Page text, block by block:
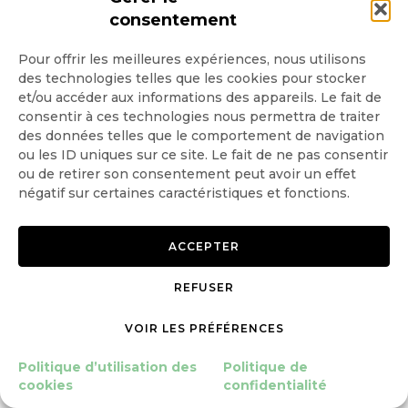
consentement
Pour offrir les meilleures expériences, nous utilisons
des technologies telles que les cookies pour stocker
et/ou accéder aux informations des appareils. Le fait de
consentir à ces technologies nous permettra de traiter
des données telles que le comportement de navigation
ou les ID uniques sur ce site. Le fait de ne pas consentir
ou de retirer son consentement peut avoir un effet
négatif sur certaines caractéristiques et fonctions.
ACCEPTER
REFUSER
VOIR LES PRÉFÉRENCES
Politique d’utilisation des
cookies
Politique de
confidentialité
l’environnement, et l’arrêt de cette
course à la consommation à laquelle
nous sommes tous « soumis »
actuellement.
semaine de 40 heures il faudra bien un
Chronique livre : « Écologie
urbaine – Connaissances,
enjeux et défis de la
biodiversité en ville », un
ouvrage scientifique qui porte
la vision d’un « urbanisme
régénératif »